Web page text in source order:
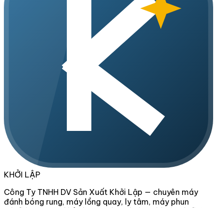
KHỞI LẬP
Công Ty TNHH DV Sản Xuất Khởi Lập — chuyên máy
đánh bóng rung, máy lồng quay, ly tâm, máy phun